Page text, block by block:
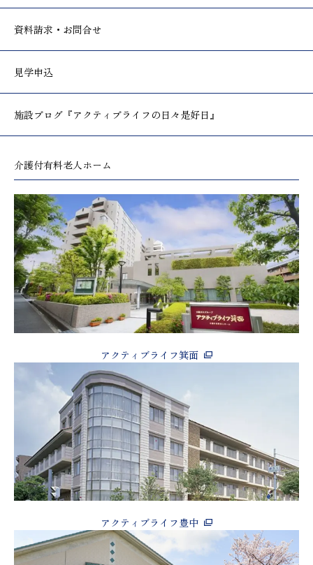
資料請求・お問合せ
見学申込
施設ブログ 『アクティブライフの日々是好日』
介護付有料老人ホーム
アクティブライフ箕面
アクティブライフ豊中